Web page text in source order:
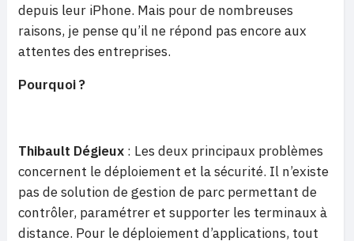
depuis leur iPhone. Mais pour de nombreuses
raisons, je pense qu’il ne répond pas encore aux
attentes des entreprises.
Pourquoi ?
Thibault Dégieux : Les deux principaux problèmes
concernent le déploiement et la sécurité. Il n’existe
pas de solution de gestion de parc permettant de
contrôler, paramétrer et supporter les terminaux à
distance. Pour le déploiement d’applications, tout